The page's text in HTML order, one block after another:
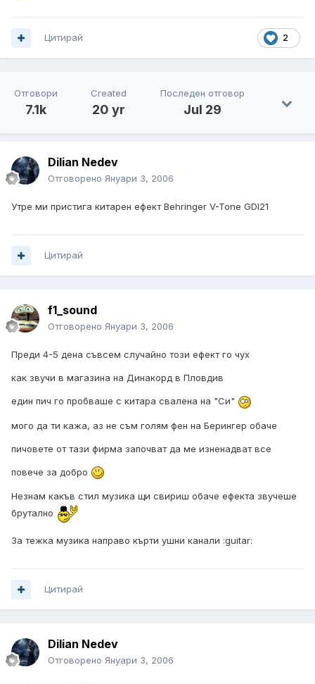
2
Цитирай
Отговори
7.1k
Created
20 yr
Последен отговор
Jul 29
Dilian Nedev
Отговорено Януари 3, 2006
Утре ми пристига китарен ефект Behringer V-Tone GDI21
Цитирай
f1_sound
Отговорено Януари 3, 2006
Преди 4-5 дена съвсем случайно този ефект го чух
как звучи в магазина на Динакорд в Пловдив
един пич го пробваше с китара свалена на "Си"
мого да ти кажа, аз не съм голям фен на Берингер обаче
пичовете от тази фирма започват да ме изненадват все
повече за добро
Незнам какъв стил музика щи свириш обаче ефекта звучеше
брутално
За тежка музика направо кърти ушни канали :guitar:
Цитирай
Dilian Nedev
Отговорено Януари 3, 2006